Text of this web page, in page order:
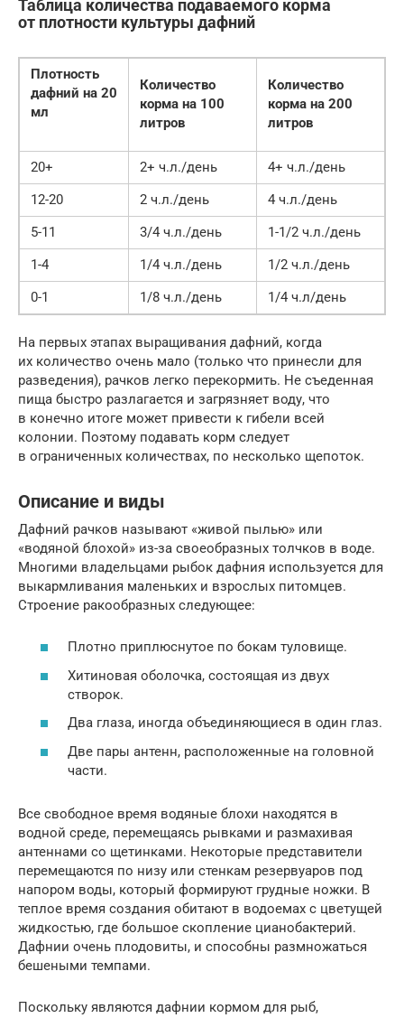
Таблица количества подаваемого корма
от плотности культуры дафний
Плотность
дафний на 20
мл
Количество
корма на 100
литров
Количество
корма на 200
литров
20+ 2+ ч.л./день
4+ ч.л./день
12-20
2 ч.л./день
4 ч.л./день
5-11
3/4 ч.л./день
1-1/2 ч.л./день
1-4
1/4 ч.л./день
1/2 ч.л./день
0-1
1/8 ч.л./день 1/4 ч.л/день
На первых этапах выращивания дафний, когда
их количество очень мало (только что принесли для
разведения), рачков легко перекормить. Не съеденная
пища быстро разлагается и загрязняет воду, что
в конечно итоге может привести к гибели всей
колонии. Поэтому подавать корм следует
в ограниченных количествах, по несколько щепоток.
Описание и виды
Дафний рачков называют «живой пылью» или
«водяной блохой» из-за своеобразных толчков в воде.
Многими владельцами рыбок дафния используется для
выкармливания маленьких и взрослых питомцев.
Строение ракообразных следующее:
Плотно приплюснутое по бокам туловище.
Хитиновая оболочка, состоящая из двух
створок.
Два глаза, иногда объединяющиеся в один глаз.
Две пары антенн, расположенные на головной
части.
Все свободное время водяные блохи находятся в
водной среде, перемещаясь рывками и размахивая
антеннами со щетинками. Некоторые представители
перемещаются по низу или стенкам резервуаров под
напором воды, который формируют грудные ножки. В
теплое время создания обитают в водоемах с цветущей
жидкостью, где большое скопление цианобактерий.
Дафнии очень плодовиты, и способны размножаться
бешеными темпами.
Поскольку являются дафнии кормом для рыб,